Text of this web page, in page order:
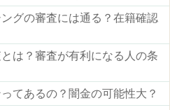
グの審査には通る？在籍確認
は？審査が有利になる人の条
てあるの？闇金の可能性大？